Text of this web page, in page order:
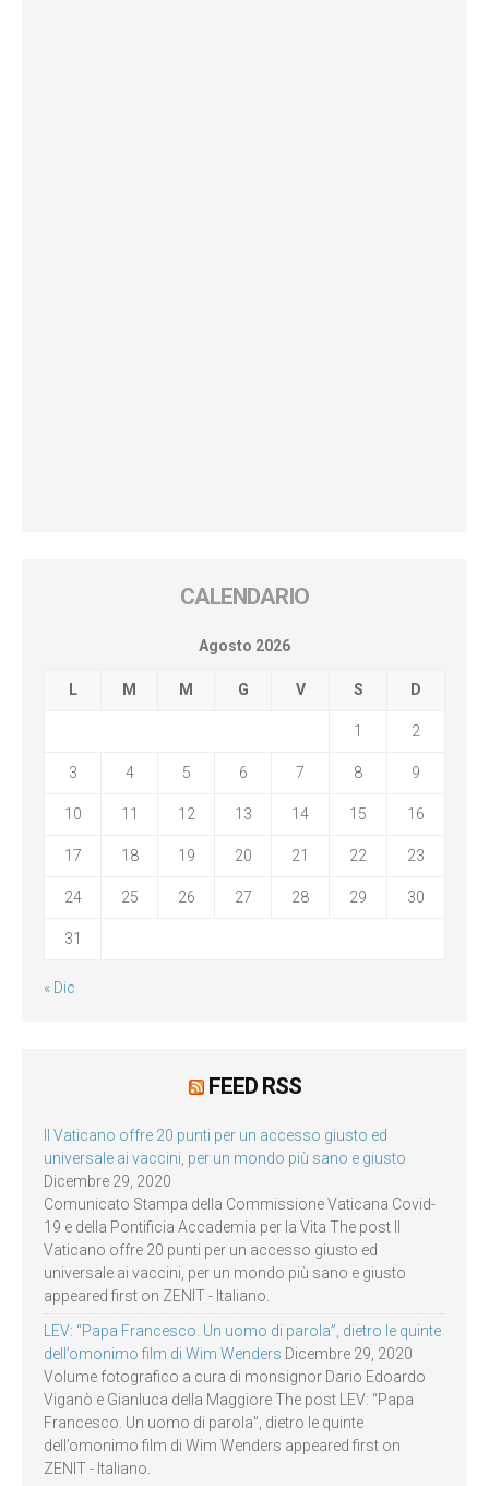
CALENDARIO
Agosto 2026
L M M G V S D
1 2
3 4 5 6 7 8 9
10 11 12 13 14 15 16
17 18 19 20 21 22 23
24 25 26 27 28 29 30
31
« Dic
FEED RSS
Il Vaticano offre 20 punti per un accesso giusto ed
universale ai vaccini, per un mondo più sano e giusto
Dicembre 29, 2020
Comunicato Stampa della Commissione Vaticana Covid-
19 e della Pontificia Accademia per la Vita The post Il
Vaticano offre 20 punti per un accesso giusto ed
universale ai vaccini, per un mondo più sano e giusto
appeared first on ZENIT - Italiano.
LEV: “Papa Francesco. Un uomo di parola”, dietro le quinte
dell’omonimo film di Wim Wenders Dicembre 29, 2020
Volume fotografico a cura di monsignor Dario Edoardo
Viganò e Gianluca della Maggiore The post LEV: “Papa
Francesco. Un uomo di parola”, dietro le quinte
dell’omonimo film di Wim Wenders appeared first on
ZENIT - Italiano.